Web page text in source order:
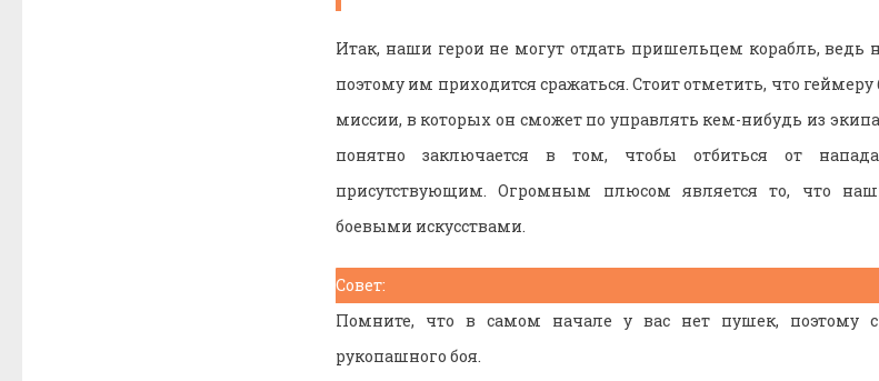
Итак, наши герои не могут отдать пришельцем корабль, ведь
поэтому им приходится сражаться. Стоит отметить, что
миссии, в которых он сможет по управлять кем-нибудь из
понятно заключается в том, чтобы отбиться от
присутствующим. Огромным плюсом является то, что
боевыми искусствами.
Совет:
Помните, что в самом начале у вас нет пушек, поэтому
рукопашного боя.